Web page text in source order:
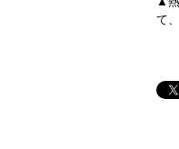
て、